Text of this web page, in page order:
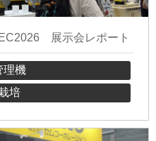
展示会レポート
理機
培